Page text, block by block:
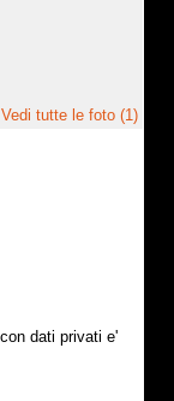
Vedi tutte le foto (1)
dati privati e'